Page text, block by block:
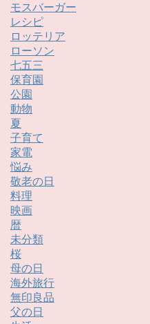
モスバーガー
レシピ
ロッテリア
ローソン
七五三
保育園
公園
動物
夏
子育て
家電
悩み
敬老の日
料理
映画
暦
未分類
桜
母の日
海外旅行
無印良品
父の日